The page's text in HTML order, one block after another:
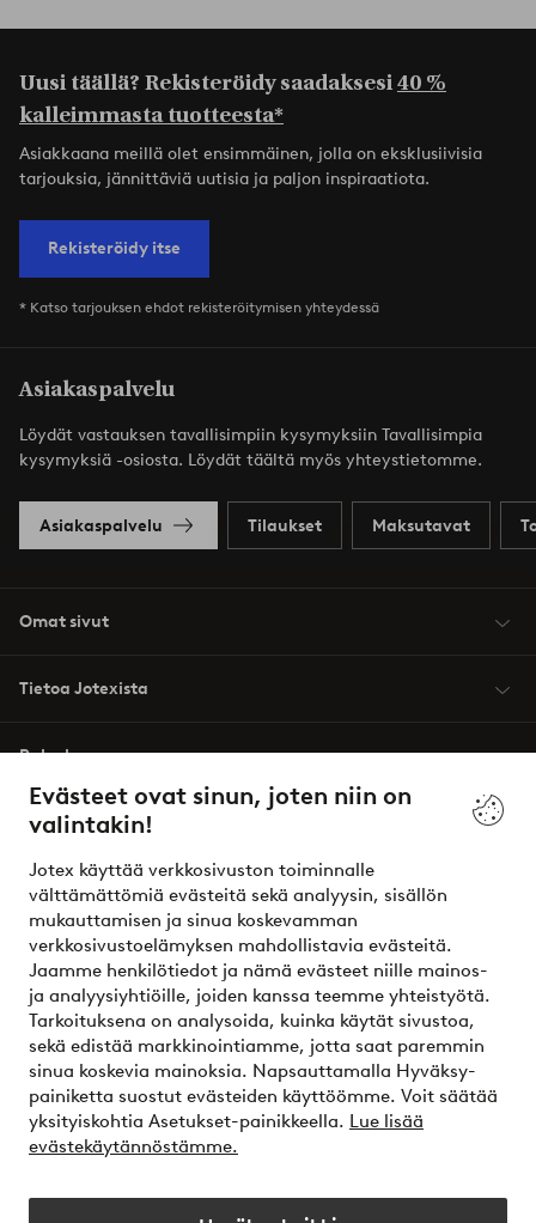
Evästeet ovat sinun, joten niin on
valintakin!
Jotex käyttää verkkosivuston toiminnalle
välttämättömiä evästeitä sekä analyysin, sisällön
mukauttamisen ja sinua koskevamman
verkkosivustoelämyksen mahdollistavia evästeitä.
Jaamme henkilötiedot ja nämä evästeet niille mainos-
ja analyysiyhtiöille, joiden kanssa teemme yhteistyötä.
Tarkoituksena on analysoida, kuinka käytät sivustoa,
sekä edistää markkinointiamme, jotta saat paremmin
sinua koskevia mainoksia. Napsauttamalla Hyväksy-
painiketta suostut evästeiden käyttöömme. Voit säätää
yksityiskohtia Asetukset-painikkeella. Lue lisää
evästekäytännöstämme.
Uusi täällä? Rekisteröidy saadaksesi40 %
kalleimmasta tuotteesta*
Asiakkaana meillä olet ensimmäinen, jolla on eksklusiivisia
tarjouksia, jännittäviä uutisia ja paljon inspiraatiota.
Rekisteröidy itse
* Katso tarjouksen ehdot rekisteröitymisen yhteydessä
Asiakaspalvelu
Löydät vastauksen tavallisimpiin kysymyksiin Tavallisimpia
kysymyksiä -osiosta. Löydät täältä myös yhteystietomme.
Asiakaspalvelu Tilaukset Maksutavat
Omat sivut
Tietoa Jotexista
Palvelumme
Ehdot
Ystävät
Turvalliset maksut – maksa nyt tai erissä
Haluatko tietää lisää maksuvaihtoehdoistamme?
elpy